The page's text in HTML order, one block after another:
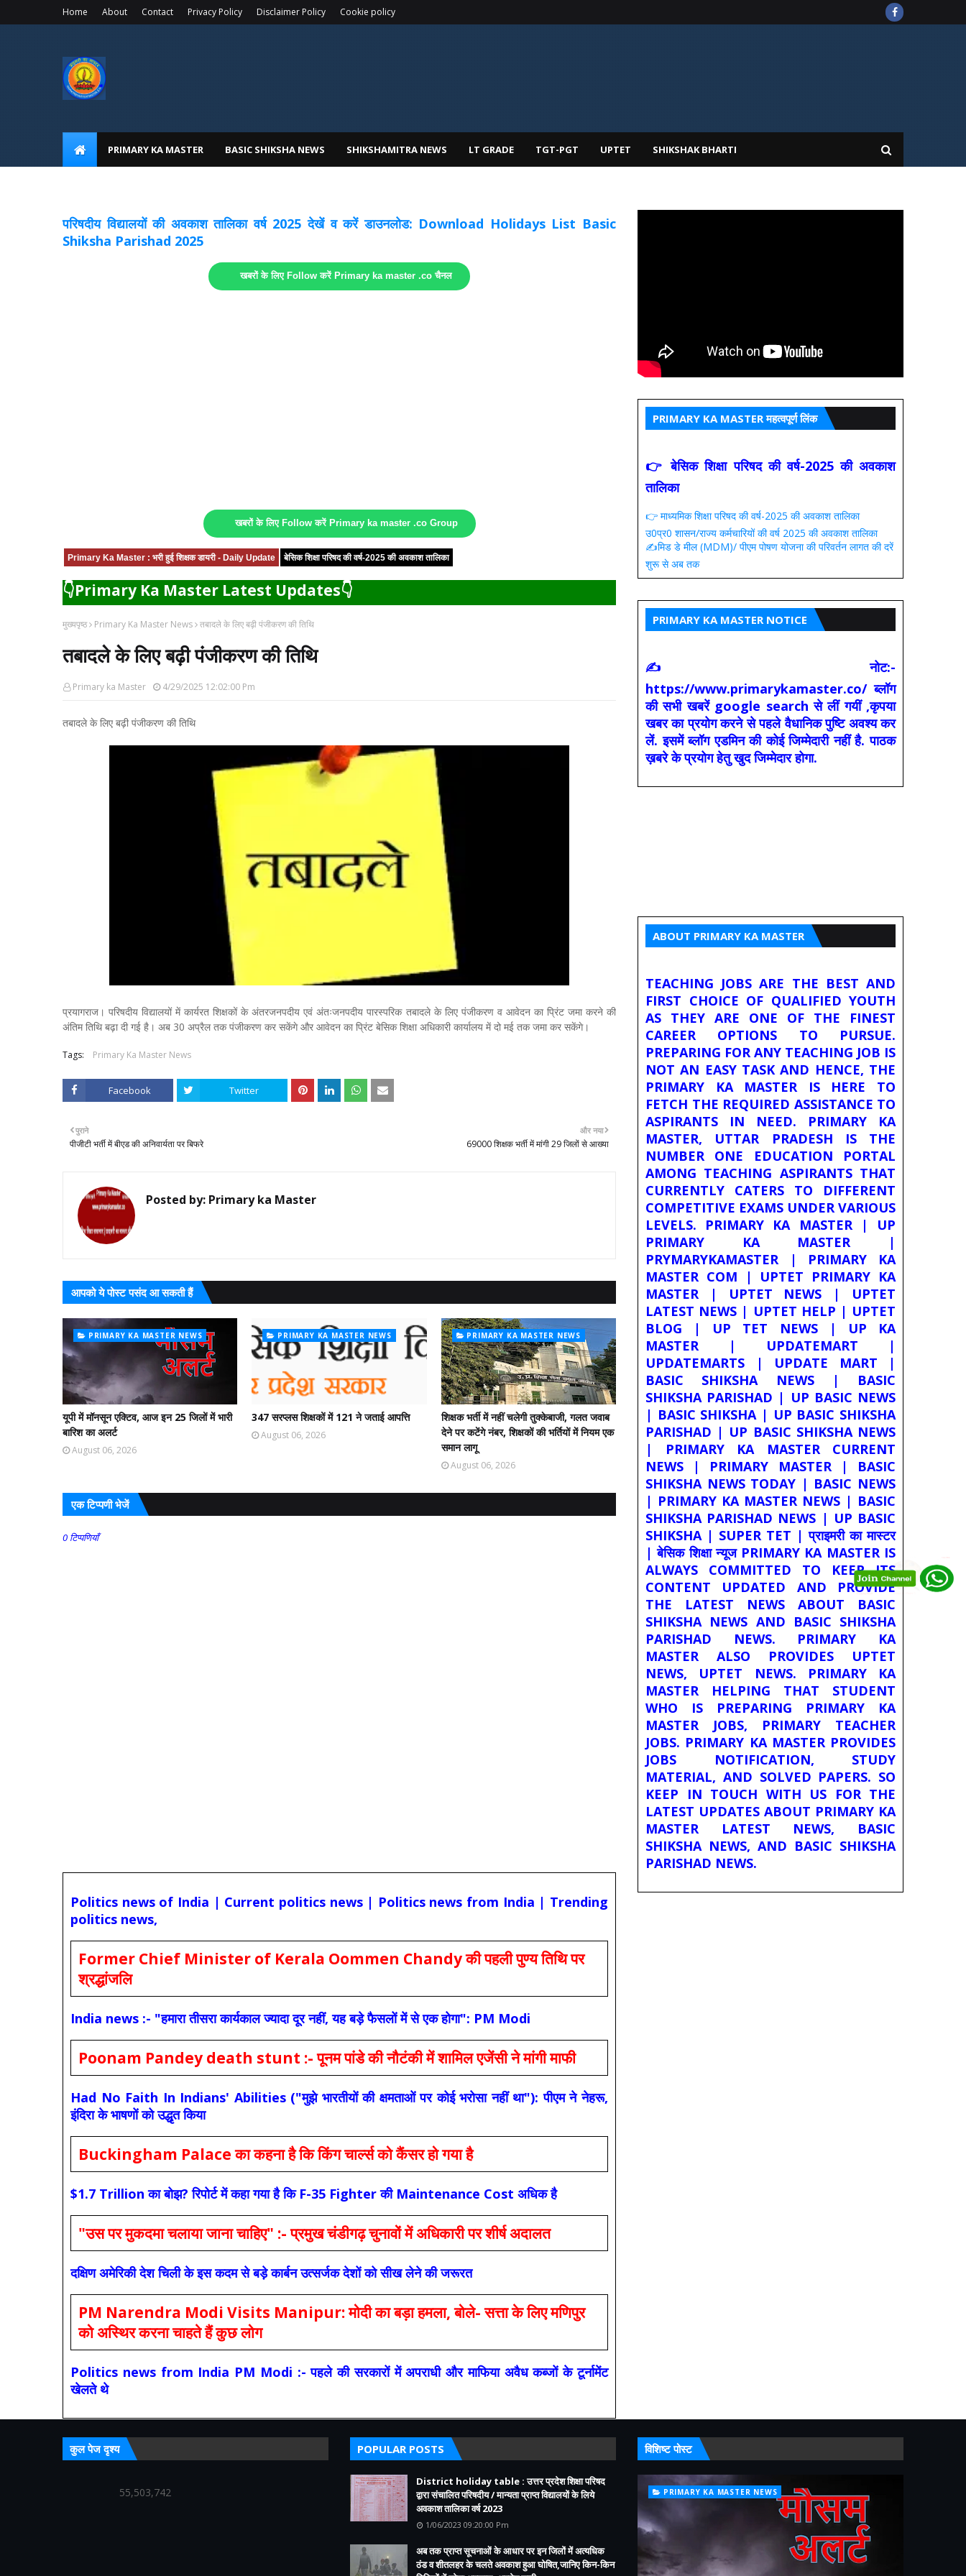
Home About Contact Privacy Policy Disclaimer Policy Cookie policy
PRIMARY KA MASTER BASIC SHIKSHA NEWS SHIKSHAMITRA NEWS LT GRADE TGT-PGT UPTET SHIKSHAK BHARTI
परिषदीय विद्यालयों की अवकाश तालिका वर्ष 2025 देखें व करें डाउनलोड: Download Holidays List Basic
Shiksha Parishad 2025
खबरों के लिए Follow करें Primary ka master .co चैनल
खबरों के लिए Follow करें Primary ka master .co Group
Primary Ka Master : भरी हुई शिक्षक डायरी - Daily Update बेसिक शिक्षा परिषद की वर्ष-2025 की अवकाश तालिका
👇Primary Ka Master Latest Updates👇
मुख्यपृष्ठ Primary Ka Master News तबादले के लिए बढ़ी पंजीकरण की तिथि
तबादले के लिए बढ़ी पंजीकरण की तिथि
Primary ka Master 4/29/2025 12:02:00 Pm
तबादले के लिए बढ़ी पंजीकरण की तिथि
प्रयागराज। परिषदीय विद्यालयों में कार्यरत शिक्षकों के अंतरजनपदीय एवं अंतःजनपदीय पारस्परिक तबादले के लिए पंजीकरण व आवेदन का प्रिंट जमा करने की
अंतिम तिथि बढ़ा दी गई है। अब 30 अप्रैल तक पंजीकरण कर सकेंगे और आवेदन का प्रिंट बेसिक शिक्षा अधिकारी कार्यालय में दो मई तक जमा कर सकेंगे।
Tags: Primary Ka Master News
Facebook Twitter
और नया
69000 शिक्षक भर्ती में मांगी 29 जिलों से आख्या
पुराने
पीजीटी भर्ती में बीएड की अनिवार्यता पर बिफरे
Posted by: Primary ka Master
आपको ये पोस्ट पसंद आ सकती हैं
PRIMARY KA MASTER NEWS
यूपी में मॉनसून एक्टिव, आज इन 25 जिलों में भारी
बारिश का अलर्ट
August 06, 2026
PRIMARY KA MASTER NEWS
347 सरप्लस शिक्षकों में 121 ने जताई आपत्ति
August 06, 2026
PRIMARY KA MASTER NEWS
शिक्षक भर्ती में नहीं चलेगी तुक्केबाजी, गलत जवाब
देने पर कटेंगे नंबर, शिक्षकों की भर्तियों में नियम एक
समान लागू
August 06, 2026
एक टिप्पणी भेजें
0 टिप्पणियाँ
Politics news of India | Current politics news | Politics news from India | Trending
politics news,
Former Chief Minister of Kerala Oommen Chandy की पहली पुण्य तिथि पर
श्रद्धांजलि
India news :- "हमारा तीसरा कार्यकाल ज्यादा दूर नहीं, यह बड़े फैसलों में से एक होगा": PM Modi
Poonam Pandey death stunt :- पूनम पांडे की नौटंकी में शामिल एजेंसी ने मांगी माफी
Had No Faith In Indians' Abilities ("मुझे भारतीयों की क्षमताओं पर कोई भरोसा नहीं था"): पीएम ने नेहरू,
इंदिरा के भाषणों को उद्धृत किया
Buckingham Palace का कहना है कि किंग चार्ल्स को कैंसर हो गया है
$1.7 Trillion का बोझ? रिपोर्ट में कहा गया है कि F-35 Fighter की Maintenance Cost अधिक है
"उस पर मुकदमा चलाया जाना चाहिए" :- प्रमुख चंडीगढ़ चुनावों में अधिकारी पर शीर्ष अदालत
दक्षिण अमेरिकी देश चिली के इस कदम से बड़े कार्बन उत्सर्जक देशों को सीख लेने की जरूरत
PM Narendra Modi Visits Manipur: मोदी का बड़ा हमला, बोले- सत्ता के लिए मणिपुर
को अस्थिर करना चाहते हैं कुछ लोग
Politics news from India PM Modi :- पहले की सरकारों में अपराधी और माफिया अवैध कब्जों के टूर्नामेंट
खेलते थे
PRIMARY KA MASTER महत्वपूर्ण लिंक
👉 बेसिक शिक्षा परिषद की वर्ष-2025 की अवकाश
तालिका
👉 माध्यमिक शिक्षा परिषद की वर्ष-2025 की अवकाश तालिका
उ0प्र0 शासन/राज्य कर्मचारियों की वर्ष 2025 की अवकाश तालिका
✍️मिड डे मील (MDM)/ पीएम पोषण योजना की परिवर्तन लागत की दरें
शुरू से अब तक
PRIMARY KA MASTER NOTICE
✍ नोट:-
https://www.primarykamaster.co/ ब्लॉग
की सभी खबरें google search से लीं गयीं ,कृपया
खबर का प्रयोग करने से पहले वैधानिक पुष्टि अवश्य कर
लें. इसमें ब्लॉग एडमिन की कोई जिम्मेदारी नहीं है. पाठक
ख़बरे के प्रयोग हेतु खुद जिम्मेदार होगा.
ABOUT PRIMARY KA MASTER
TEACHING JOBS ARE THE BEST AND
FIRST CHOICE OF QUALIFIED YOUTH
AS THEY ARE ONE OF THE FINEST
CAREER OPTIONS TO PURSUE.
PREPARING FOR ANY TEACHING JOB IS
NOT AN EASY TASK AND HENCE, THE
PRIMARY KA MASTER IS HERE TO
FETCH THE REQUIRED ASSISTANCE TO
ASPIRANTS IN NEED. PRIMARY KA
MASTER, UTTAR PRADESH IS THE
NUMBER ONE EDUCATION PORTAL
AMONG TEACHING ASPIRANTS THAT
CURRENTLY CATERS TO DIFFERENT
COMPETITIVE EXAMS UNDER VARIOUS
LEVELS. PRIMARY KA MASTER | UP
PRIMARY KA MASTER |
PRYMARYKAMASTER | PRIMARY KA
MASTER COM | UPTET PRIMARY KA
MASTER | UPTET NEWS | UPTET
LATEST NEWS | UPTET HELP | UPTET
BLOG | UP TET NEWS | UP KA
MASTER | UPDATEMART |
UPDATEMARTS | UPDATE MART |
BASIC SHIKSHA NEWS | BASIC
SHIKSHA PARISHAD | UP BASIC NEWS
| BASIC SHIKSHA | UP BASIC SHIKSHA
PARISHAD | UP BASIC SHIKSHA NEWS
| PRIMARY KA MASTER CURRENT
NEWS | PRIMARY MASTER | BASIC
SHIKSHA NEWS TODAY | BASIC NEWS
| PRIMARY KA MASTER NEWS | BASIC
SHIKSHA PARISHAD NEWS | UP BASIC
SHIKSHA | SUPER TET | प्राइमरी का मास्टर
| बेसिक शिक्षा न्यूज PRIMARY KA MASTER IS
ALWAYS COMMITTED TO KEEP ITS
CONTENT UPDATED AND PROVIDE
THE LATEST NEWS ABOUT BASIC
SHIKSHA NEWS AND BASIC SHIKSHA
PARISHAD NEWS. PRIMARY KA
MASTER ALSO PROVIDES UPTET
NEWS, UPTET NEWS. PRIMARY KA
MASTER HELPING THAT STUDENT
WHO IS PREPARING PRIMARY KA
MASTER JOBS, PRIMARY TEACHER
JOBS. PRIMARY KA MASTER PROVIDES
JOBS NOTIFICATION, STUDY
MATERIAL, AND SOLVED PAPERS. SO
KEEP IN TOUCH WITH US FOR THE
LATEST UPDATES ABOUT PRIMARY KA
MASTER LATEST NEWS, BASIC
SHIKSHA NEWS, AND BASIC SHIKSHA
PARISHAD NEWS.
कुल पेज दृश्य
55,503,742
POPULAR POSTS
District holiday table : उत्तर प्रदेश शिक्षा परिषद
द्वारा संचालित परिषदीय / मान्यता प्राप्त विद्यालयों के लिये
अवकाश तालिका वर्ष 2023
1/06/2023 09:20:00 Pm
अब तक प्राप्त सूचनाओं के आधार पर इन जिलों में अत्यधिक
ठंड व शीतलहर के चलते अवकाश हुआ घोषित,जानिए किन-किन
विशिष्ट पोस्ट
PRIMARY KA MASTER NEWS